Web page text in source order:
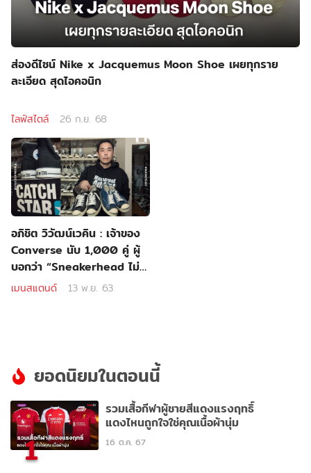
ส่องดีไซน์ Nike x Jacquemus Moon Shoe เผยทุกราย
ละเอียด สุดไอคอนิก
ไลฟ์สไตล์ 26 ก.ย. 68
อภิชิต วิวัฒน์เวคิน : เจ้าของ
Converse นับ 1,000 คู่ ผู้
บอกว่า “Sneakerhead ไม่
ได้วัดที่จำนวนรองเท้า” | Main
เมนสแตนด์ 13 พ.ย. 63
ยอดนิยมในตอนนี้
1
รวมเสื้อกีฬาผู้ชายสีแดงแรงฤทธิ์
แดงไหนถูกใจใช่คุณเนื้อผ้านุ่ม
16 ต.ค. 67